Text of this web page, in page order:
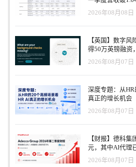
收入逆势增长
至47.4%
2026年08月08日
【英国】数字风
得50万英镑融资
2026年08月07日
深度专题：从
真正的增长机会
2026年08月07日
【财报】德科
元，其中AI代理
务进入运营重构
2026年08月07日